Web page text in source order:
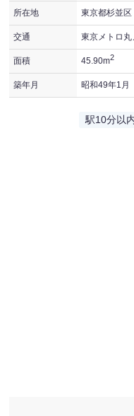
所在地 東京都杉並区
交通 東京メトロ
面積 45.90m2
築年月 昭和49年1月
駅10分以